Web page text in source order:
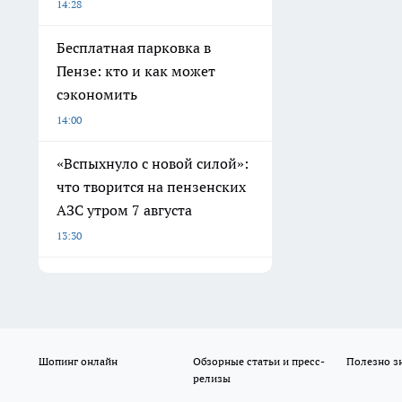
14:28
Бесплатная парковка в
Пензе: кто и как может
сэкономить
14:00
«Вспыхнуло с новой силой»:
что творится на пензенских
АЗС утром 7 августа
13:30
Шопинг онлайн
Обзорные статьи и пресс-
релизы
Полезно